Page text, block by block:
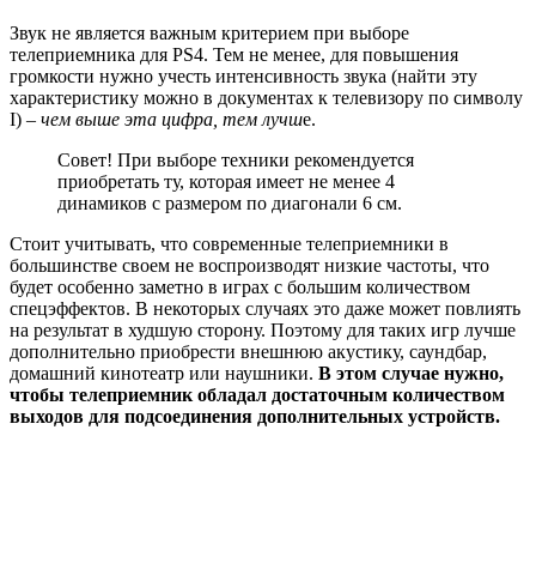
Звук не является важным критерием при выборе
телеприемника для PS4. Тем не менее, для повышения
громкости нужно учесть интенсивность звука (найти эту
характеристику можно в документах к телевизору по символу
I) – чем выше эта цифра, тем лучше.
Совет! При выборе техники рекомендуется
приобретать ту, которая имеет не менее 4
динамиков с размером по диагонали 6 см.
Стоит учитывать, что современные телеприемники в
большинстве своем не воспроизводят низкие частоты, что
будет особенно заметно в играх с большим количеством
спецэффектов. В некоторых случаях это даже может повлиять
на результат в худшую сторону. Поэтому для таких игр лучше
дополнительно приобрести внешнюю акустику, саундбар,
домашний кинотеатр или наушники. В этом случае нужно,
чтобы телеприемник обладал достаточным количеством
выходов для подсоединения дополнительных устройств.